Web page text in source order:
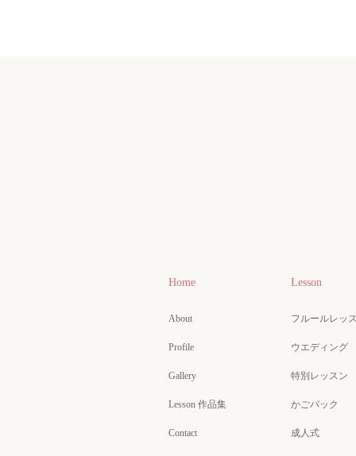
Home
About
Profile
Gallery
Lesson 作品集
Contact
Lesson
フルールレッ
ウエディング
特別レッスン
かごバック
成人式